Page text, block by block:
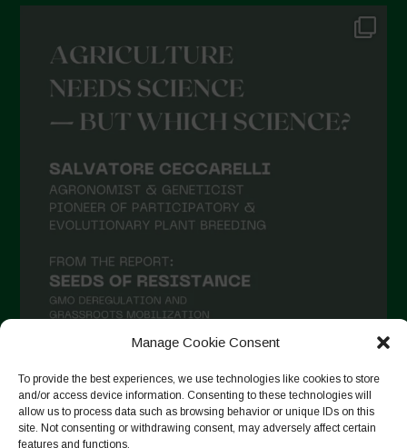
Manage Cookie Consent
To provide the best experiences, we use technologies like cookies to store
and/or access device information. Consenting to these technologies will
allow us to process data such as browsing behavior or unique IDs on this
site. Not consenting or withdrawing consent, may adversely affect certain
features and functions.
Settembre 2021
Agosto 2021
Luglio 2021
Aprile 2021
Febbraio 2021
Gennaio 2021
Novembre 2020
Ottobre 2020
Agosto 2020
Segui su Instagram